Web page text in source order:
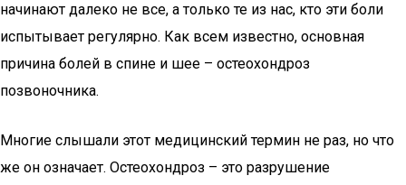
начинают далеко не все, а только те из нас, кто эти боли
испытывает регулярно. Как всем известно, основная
причина болей в спине и шее – остеохондроз
позвоночника.
Многие слышали этот медицинский термин не раз, но что
же он означает. Остеохондроз – это разрушение